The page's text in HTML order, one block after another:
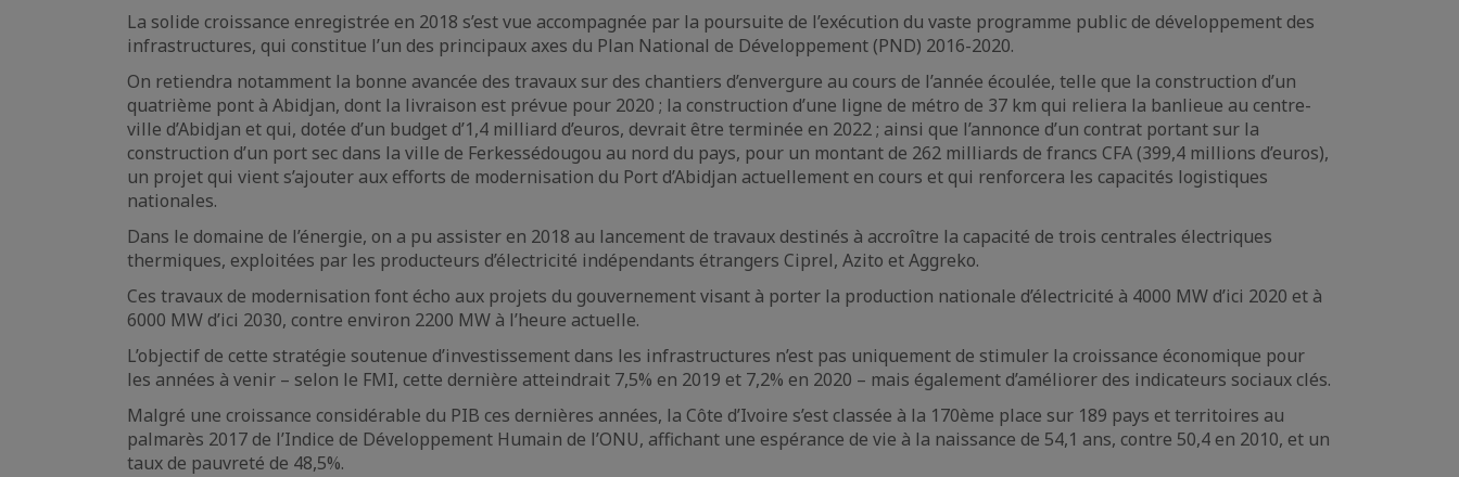
La solide croissance enregistrée en 2018 s’est vue accompagnée par la poursuite de l’exécution du vaste programme public de développement des
infrastructures, qui constitue l’un des principaux axes du Plan National de Développement (PND) 2016-2020.
On retiendra notamment la bonne avancée des travaux sur des chantiers d’envergure au cours de l’année écoulée, telle que la construction d’un
quatrième pont à Abidjan, dont la livraison est prévue pour 2020 ; la construction d’une ligne de métro de 37 km qui reliera la banlieue au centre-
ville d’Abidjan et qui, dotée d’un budget d’1,4 milliard d’euros, devrait être terminée en 2022 ; ainsi que l’annonce d’un contrat portant sur la
construction d’un port sec dans la ville de Ferkessédougou au nord du pays, pour un montant de 262 milliards de francs CFA (399,4 millions d’euros),
un projet qui vient s’ajouter aux efforts de modernisation du Port d’Abidjan actuellement en cours et qui renforcera les capacités logistiques
nationales.
Dans le domaine de l’énergie, on a pu assister en 2018 au lancement de travaux destinés à accroître la capacité de trois centrales électriques
thermiques, exploitées par les producteurs d’électricité indépendants étrangers Ciprel, Azito et Aggreko.
Ces travaux de modernisation font écho aux projets du gouvernement visant à porter la production nationale d’électricité à 4000 MW d’ici 2020 et à
6000 MW d’ici 2030, contre environ 2200 MW à l’heure actuelle.
L’objectif de cette stratégie soutenue d’investissement dans les infrastructures n’est pas uniquement de stimuler la croissance économique pour
les années à venir – selon le FMI, cette dernière atteindrait 7,5% en 2019 et 7,2% en 2020 – mais également d’améliorer des indicateurs sociaux clés.
Malgré une croissance considérable du PIB ces dernières années, la Côte d’Ivoire s’est classée à la 170ème place sur 189 pays et territoires au
palmarès 2017 de l’Indice de Développement Humain de l’ONU, affichant une espérance de vie à la naissance de 54,1 ans, contre 50,4 en 2010, et un
taux de pauvreté de 48,5%.